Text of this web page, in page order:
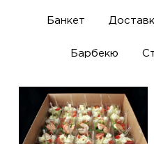
Банкет
Барбекю